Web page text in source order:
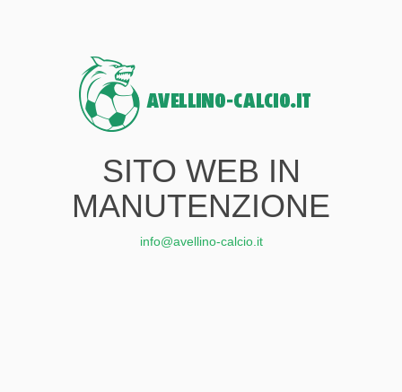
SITO WEB IN
MANUTENZIONE
info@avellino-calcio.it